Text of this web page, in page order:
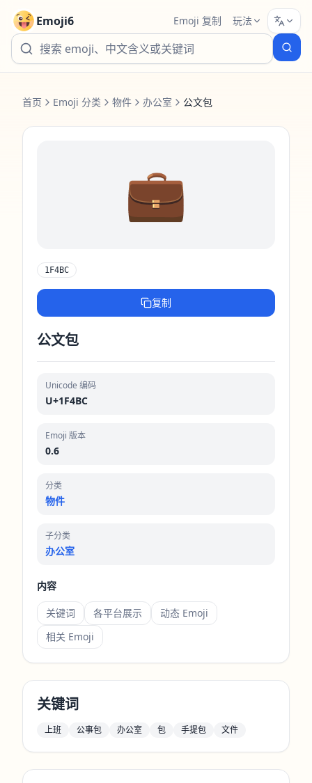
Emoji6 Emoji 复制 玩法
首页 Emoji 分类 物件 办公室 公文包
💼
1F4BC
复制
公文包
Unicode 编码
U+1F4BC
Emoji 版本
0.6
分类
物件
子分类
办公室
内容
关键词 各平台展示
动态 Emoji
相关 Emoji
关键词
上班 公事包 办公室 包 手提包 文件